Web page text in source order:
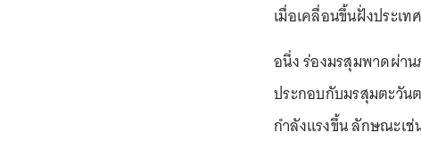
เมื่อเคลื่อนขึ้นฝั่งประเ
อนึ่ง ร่องมรสุมพาดผ่า
ประกอบกับมรสุมตะวัน
กำลังแรงขึ้น ลักษณะเ